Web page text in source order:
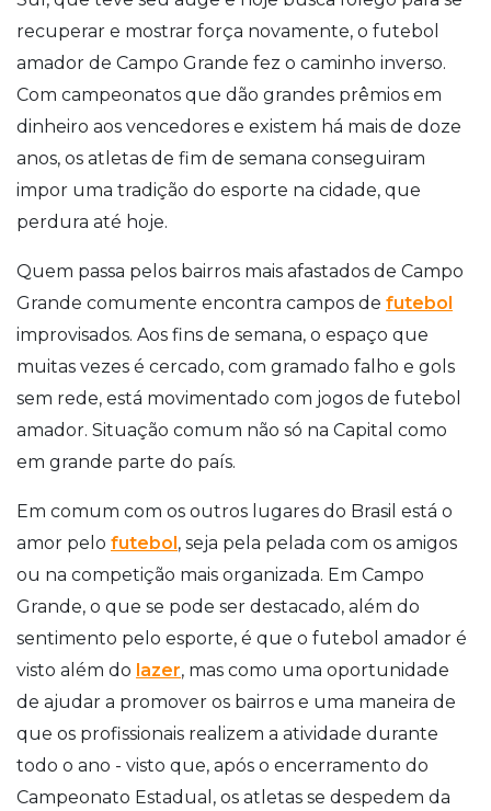
recuperar e mostrar força novamente, o futebol
amador de Campo Grande fez o caminho inverso.
Com campeonatos que dão grandes prêmios em
dinheiro aos vencedores e existem há mais de doze
anos, os atletas de fim de semana conseguiram
impor uma tradição do esporte na cidade, que
perdura até hoje.
Quem passa pelos bairros mais afastados de Campo
Grande comumente encontra campos de futebol
improvisados. Aos fins de semana, o espaço que
muitas vezes é cercado, com gramado falho e gols
sem rede, está movimentado com jogos de futebol
amador. Situação comum não só na Capital como
em grande parte do país.
Em comum com os outros lugares do Brasil está o
amor pelo futebol, seja pela pelada com os amigos
ou na competição mais organizada. Em Campo
Grande, o que se pode ser destacado, além do
sentimento pelo esporte, é que o futebol amador é
visto além do lazer, mas como uma oportunidade
de ajudar a promover os bairros e uma maneira de
que os profissionais realizem a atividade durante
todo o ano - visto que, após o encerramento do
Campeonato Estadual, os atletas se despedem da